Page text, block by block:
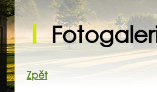
Zpět